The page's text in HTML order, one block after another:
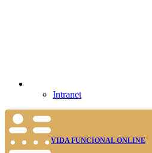
Intranet
VIDA FUNCIONAL ONLINE